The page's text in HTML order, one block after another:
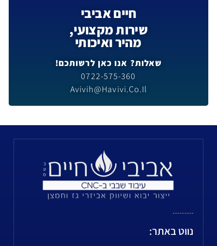
חיים אביבי
שירות מקצועי,
מהיר ואיכותי
שאלות? אנו כאן לרשותכם!
0722-575-360
Avivih@havivi.co.il
נווט באתר: